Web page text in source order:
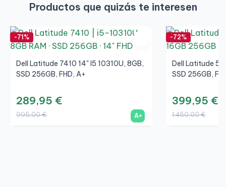
Productos que quizás te interesen
-71%
Dell Latitude 7410 14" I5 10310U, 8GB,
SSD 256GB, FHD, A+
289,95 €
995,00 € A+
-72%
Dell Latitude
SSD 256GB,
399,95 €
1.450,00 €